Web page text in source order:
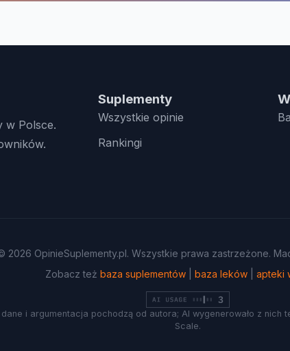
w Polsce.
Suplementy
Wszystkie opinie
Rankingi
2026 OpinieSuplementy.pl. Wszystkie prawa zastrzeżone.
Zobacz też baza suplementów baza leków apteki
i argumentacja pochodzą od autora; AI wygenerowało z nich
Scale.